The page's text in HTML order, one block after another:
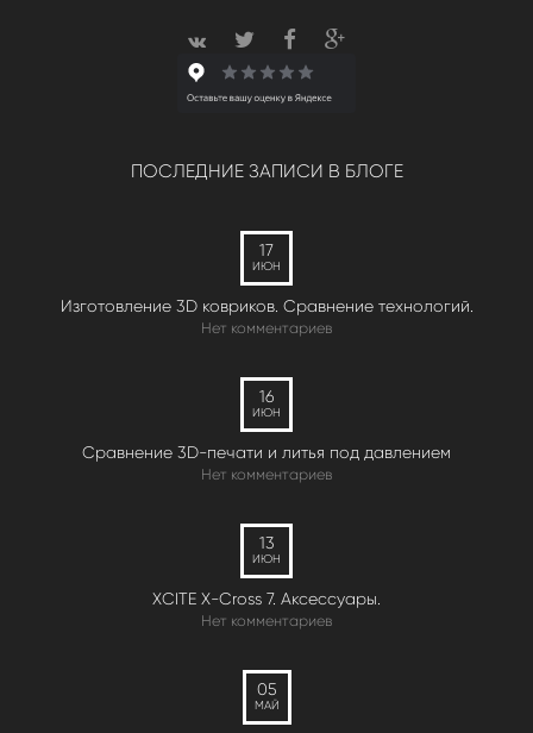
ПОСЛЕДНИЕ ЗАПИСИ В БЛОГЕ
17
ИЮН
Изготовление 3D ковриков. Сравнение технологий.
Нет комментариев
16
ИЮН
Сравнение 3D-печати и литья под давлением
Нет комментариев
13
ИЮН
XCITE X-Cross 7. Аксессуары.
Нет комментариев
05
МАЙ